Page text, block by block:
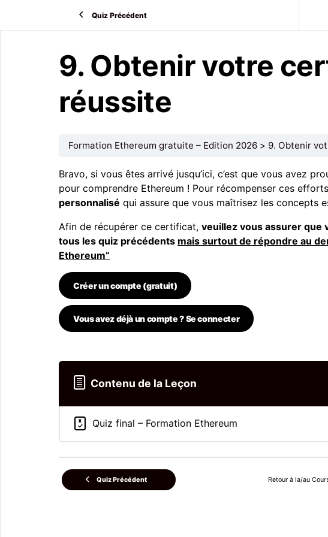
Quiz Précédent
9. Obtenir votre
réussite
Formation Ethereum gratuite – Edition 2026 9. Obtenir
Bravo, si vous êtes arrivé jusqu’ici, c’est que vous avez
pour comprendre Ethereum ! Pour récompenser ces
personnalisé qui assure que vous maîtrisez les concepts
Afin de récupérer ce certificat, veuillez vous assurer que
tous les quiz précédents mais surtout de répondre au
Ethereum”
Créer un compte (gratuit)
Vous avez déjà un compte ? Se connecter
Contenu de la Leçon
Quiz final – Formation Ethereum
Quiz Précédent Retour à la/au